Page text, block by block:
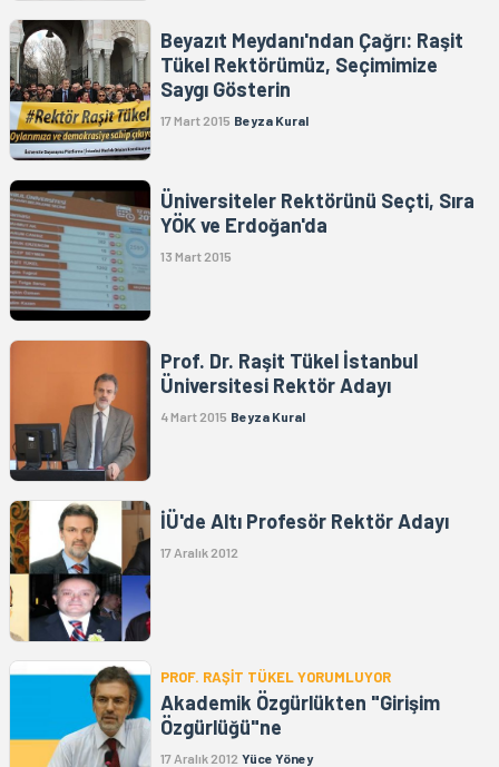
Beyazıt Meydanı'ndan Çağrı: Raşit
Tükel Rektörümüz, Seçimimize
Saygı Gösterin
17 Mart 2015 Beyza Kural
Üniversiteler Rektörünü Seçti, Sıra
YÖK ve Erdoğan'da
13 Mart 2015
Prof. Dr. Raşit Tükel İstanbul
Üniversitesi Rektör Adayı
4 Mart 2015 Beyza Kural
İÜ'de Altı Profesör Rektör Adayı
17 Aralık 2012
PROF. RAŞİT TÜKEL YORUMLUYOR
Akademik Özgürlükten "Girişim
Özgürlüğü"ne
17 Aralık 2012 Yüce Yöney